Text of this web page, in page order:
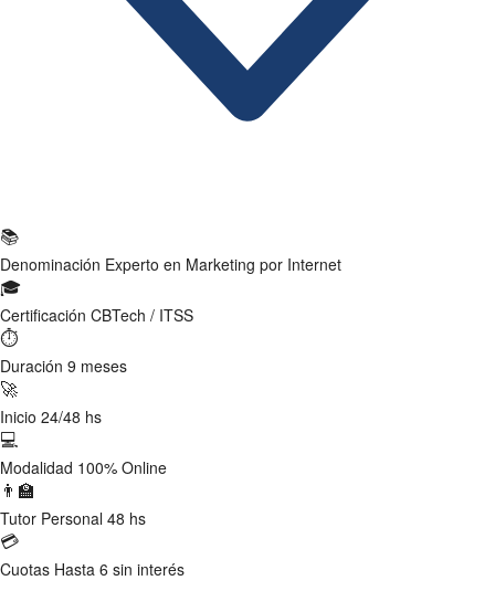
📚
Denominación Experto en Marketing por Internet
🎓
Certificación CBTech / ITSS
⏱
Duración 9 meses
🚀
Inicio 24/48 hs
💻
Modalidad 100% Online
👨‍🏫
Tutor Personal 48 hs
💳
Cuotas Hasta 6 sin interés